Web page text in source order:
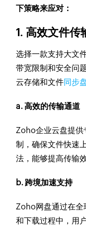
下策略来应对：
1. 高效文件传
选择一款支持大文
带宽限制和安全问
云存储和文件同步
a. 高效的传输通道
Zoho企业云盘提供
制，确保文件快速
法，能够提高传输
b. 跨境加速支持
Zoho网盘通过在全
和下载过程中，用